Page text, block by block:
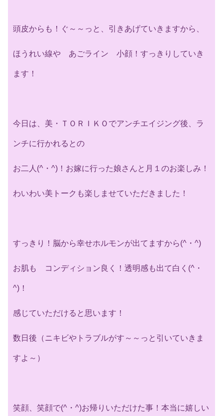
頭皮からも！ぐ～～っと、引きあげていきますから、
ほうれい線や あごライン 小顔！すっきりしていき
ます！
今日は、美・ＴＯＲＩＫＯでアンチエイジング後、ラ
ンチに行かれるとの
お二人(^・^)！お嫁に行った娘さんと月１のお楽しみ！
わいわい美トークも楽しませていただきました！
すっきり！脳から幸せホルモンが出てますから(^・^)
お肌も コンディション良く！透明感も出て白く(^・
^)！
感じていただけると思います！
数日後（ニキビやトラブルがす～～っと引いていきま
すよ～）
笑顔、笑顔で(^・^)お帰りいただけた事！本当に嬉しい